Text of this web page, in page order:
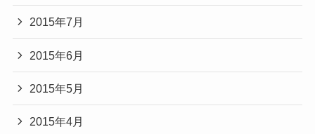
2015年7月
2015年6月
2015年5月
2015年4月